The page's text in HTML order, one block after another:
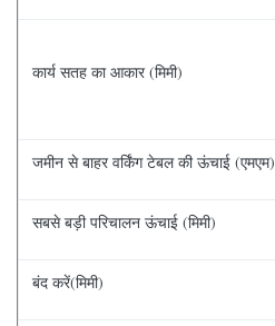
कार्य सतह का आकार (मिमी)
जमीन से बाहर वर्किंग टेबल की ऊंचाई (एमएम)
सबसे बड़ी परिचालन ऊंचाई (मिमी)
बंद करें(मिमी)